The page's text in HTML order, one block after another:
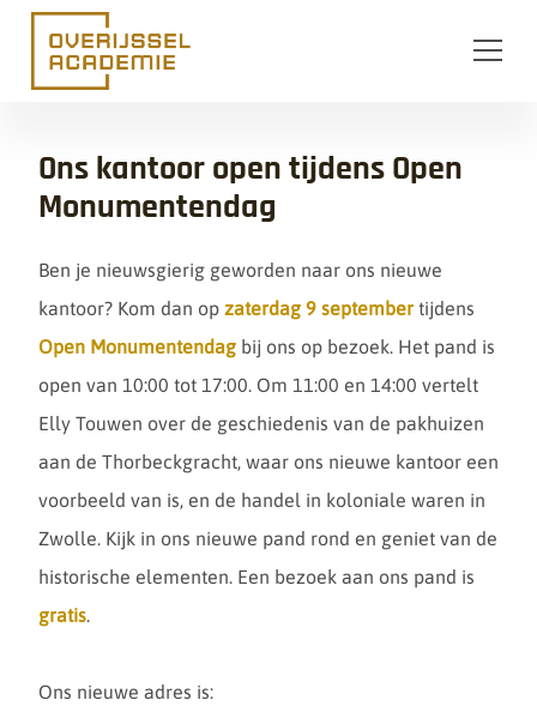
Ga naar de inhoud
Ons kantoor open tijdens Open
Monumentendag
Ben je nieuwsgierig geworden naar ons nieuwe
kantoor? Kom dan op zaterdag 9 september tijdens
Open Monumentendag bij ons op bezoek. Het pand is
open van 10:00 tot 17:00. Om 11:00 en 14:00 vertelt
Elly Touwen over de geschiedenis van de pakhuizen
aan de Thorbeckgracht, waar ons nieuwe kantoor een
voorbeeld van is, en de handel in koloniale waren in
Zwolle. Kijk in ons nieuwe pand rond en geniet van de
historische elementen. Een bezoek aan ons pand is
gratis.
Ons nieuwe adres is: